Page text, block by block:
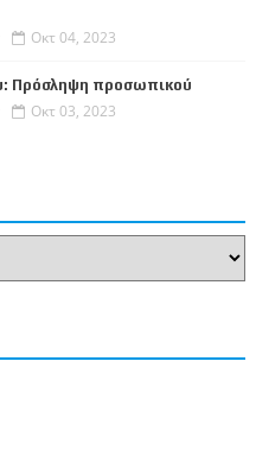
Οκτ 04, 2023
Πρόσληψη προσωπικού
Οκτ 03, 2023